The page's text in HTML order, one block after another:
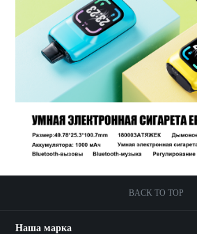
BACK TO TOP
Наша марка